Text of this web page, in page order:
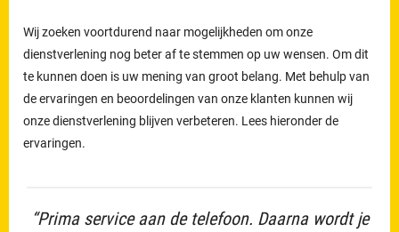
Wij zoeken voortdurend naar mogelijkheden om onze
dienstverlening nog beter af te stemmen op uw wensen. Om dit
te kunnen doen is uw mening van groot belang. Met behulp van
de ervaringen en beoordelingen van onze klanten kunnen wij
onze dienstverlening blijven verbeteren. Lees hieronder de
ervaringen.
“Prima service aan de telefoon. Daarna wordt je